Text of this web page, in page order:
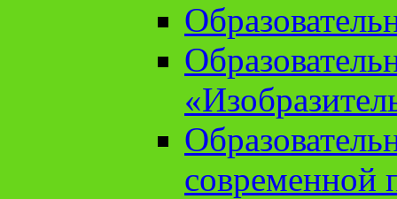
современной